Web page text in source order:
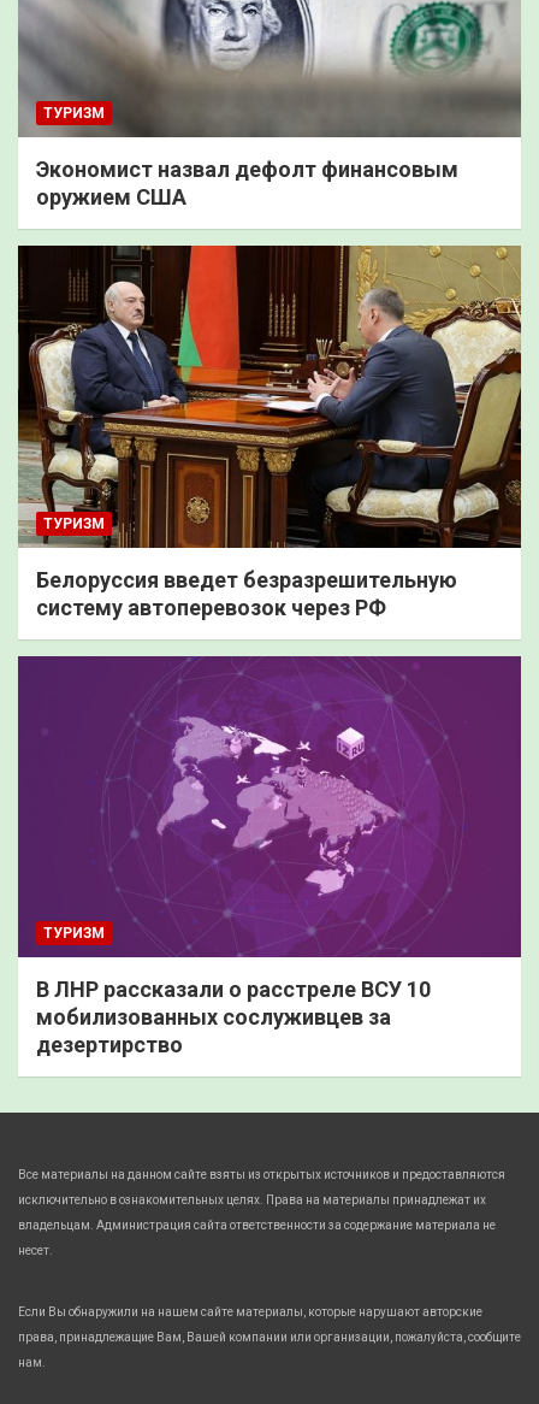
ТУРИЗМ
Экономист назвал дефолт финансовым
оружием США
ТУРИЗМ
Белоруссия введет безразрешительную
систему автоперевозок через РФ
ТУРИЗМ
В ЛНР рассказали о расстреле ВСУ 10
мобилизованных сослуживцев за
дезертирство
Все материалы на данном сайте взяты из открытых источников и предоставляются
исключительно в ознакомительных целях. Права на материалы принадлежат их
владельцам. Администрация сайта ответственности за содержание материала не
несет.
Если Вы обнаружили на нашем сайте материалы, которые нарушают авторские
права, принадлежащие Вам, Вашей компании или организации, пожалуйста, сообщите
нам.